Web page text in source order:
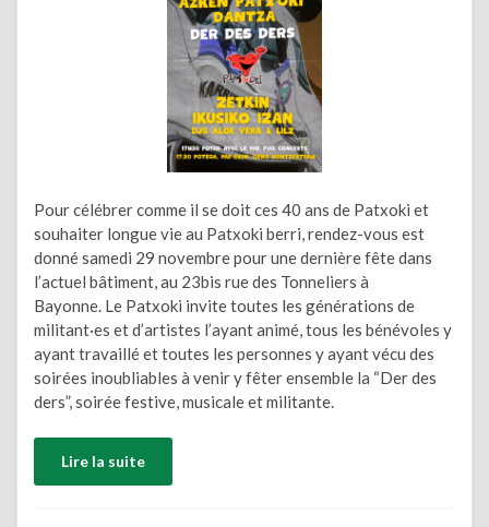
Pour célébrer comme il se doit ces 40 ans de Patxoki et
souhaiter longue vie au Patxoki berri, rendez-vous est
donné samedi 29 novembre pour une dernière fête dans
l’actuel bâtiment, au 23bis rue des Tonneliers à
Bayonne. Le Patxoki invite toutes les générations de
militant·es et d’artistes l’ayant animé, tous les bénévoles y
ayant travaillé et toutes les personnes y ayant vécu des
soirées inoubliables à venir y fêter ensemble la “Der des
ders”, soirée festive, musicale et militante.
Lire la suite